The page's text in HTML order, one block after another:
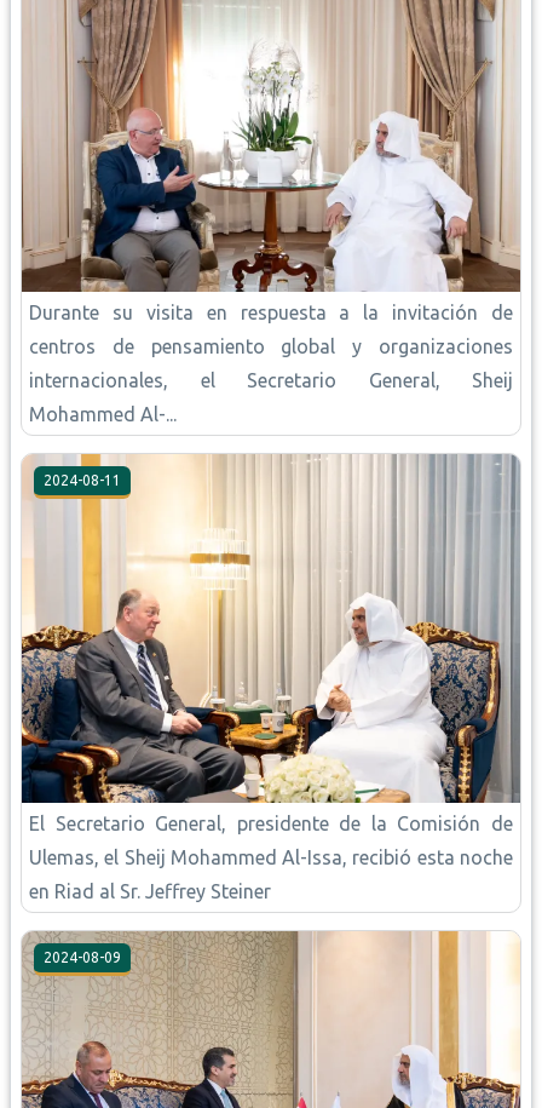
Durante su visita en respuesta a la invitación de
centros de pensamiento global y organizaciones
internacionales, el Secretario General, Sheij
Mohammed Al-...
2024-08-11
El Secretario General, presidente de la Comisión de
Ulemas, el Sheij Mohammed Al-Issa, recibió esta noche
en Riad al Sr. Jeffrey Steiner
2024-08-09